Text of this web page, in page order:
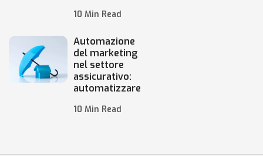
10 Min Read
Automazione
del marketing
nel settore
assicurativo:
automatizzare
10 Min Read